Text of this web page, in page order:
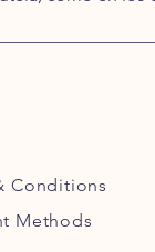
Conditions
Methods